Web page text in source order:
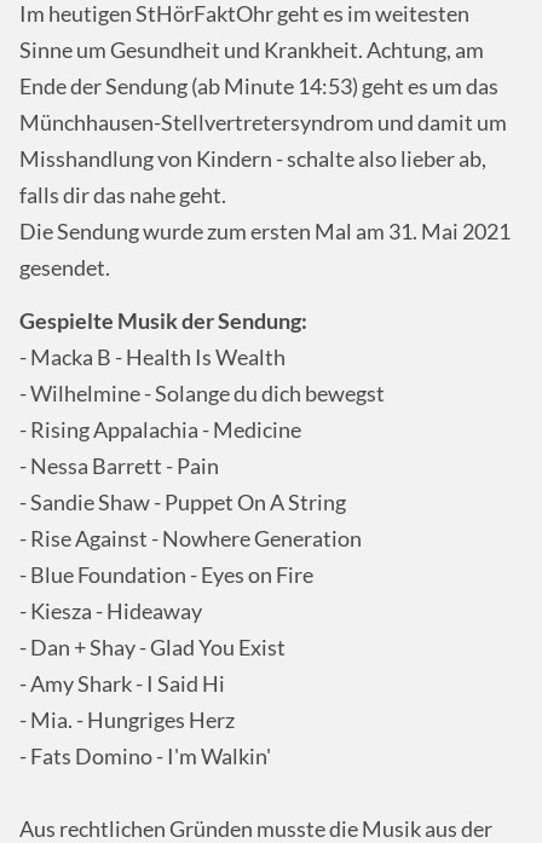
Im heutigen StHörFaktOhr geht es im weitesten
Sinne um Gesundheit und Krankheit. Achtung, am
Ende der Sendung (ab Minute 14:53) geht es um das
Münchhausen-Stellvertretersyndrom und damit um
Misshandlung von Kindern - schalte also lieber ab,
falls dir das nahe geht.
Die Sendung wurde zum ersten Mal am 31. Mai 2021
gesendet.
Gespielte Musik der Sendung:
- Macka B - Health Is Wealth
- Wilhelmine - Solange du dich bewegst
- Rising Appalachia - Medicine
- Nessa Barrett - Pain
- Sandie Shaw - Puppet On A String
- Rise Against - Nowhere Generation
- Blue Foundation - Eyes on Fire
- Kiesza - Hideaway
- Dan + Shay - Glad You Exist
- Amy Shark - I Said Hi
- Mia. - Hungriges Herz
- Fats Domino - I'm Walkin'
Aus rechtlichen Gründen musste die Musik aus der